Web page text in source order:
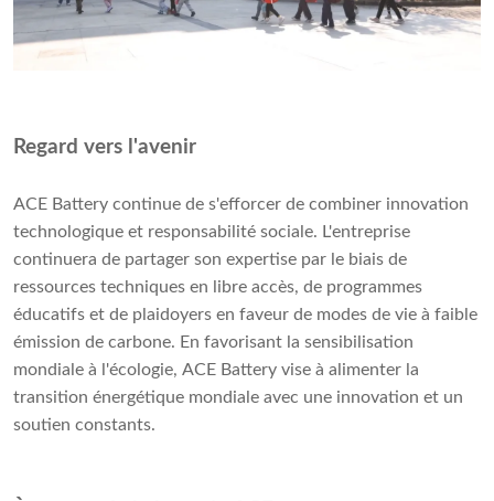
Regard vers l'avenir
ACE Battery continue de s'efforcer de combiner innovation
technologique et responsabilité sociale. L'entreprise
continuera de partager son expertise par le biais de
ressources techniques en libre accès, de programmes
éducatifs et de plaidoyers en faveur de modes de vie à faible
émission de carbone. En favorisant la sensibilisation
mondiale à l'écologie, ACE Battery vise à alimenter la
transition énergétique mondiale avec une innovation et un
soutien constants.